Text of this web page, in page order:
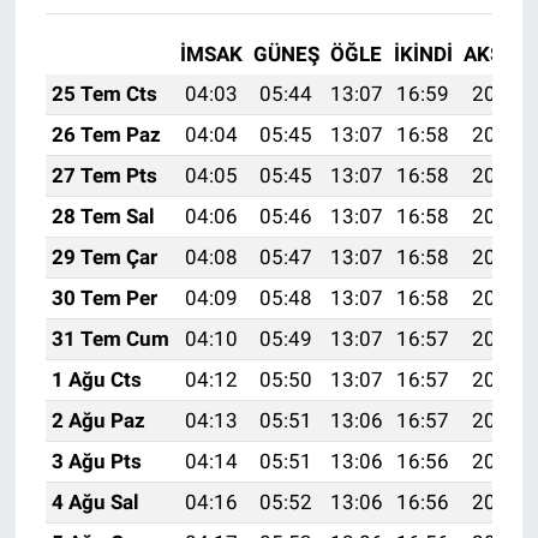
İMSAK GÜNEŞ ÖĞLE İKINDI AKŞAM
25 Tem Cts
04:03 05:44 13:07 16:59
20:20
26 Tem Paz
04:04 05:45 13:07 16:58
20:19
27 Tem Pts
04:05 05:45 13:07 16:58
20:18
28 Tem Sal
04:06 05:46 13:07 16:58
20:17
29 Tem Çar
04:08 05:47 13:07 16:58
20:16
30 Tem Per
04:09 05:48 13:07 16:58
20:15
31 Tem Cum
04:10 05:49 13:07 16:57
20:14
1 Ağu Cts
04:12 05:50 13:07 16:57
20:13
2 Ağu Paz
04:13 05:51 13:06 16:57
20:12
3 Ağu Pts
04:14 05:51 13:06 16:56
20:11
4 Ağu Sal
04:16 05:52 13:06 16:56
20:10